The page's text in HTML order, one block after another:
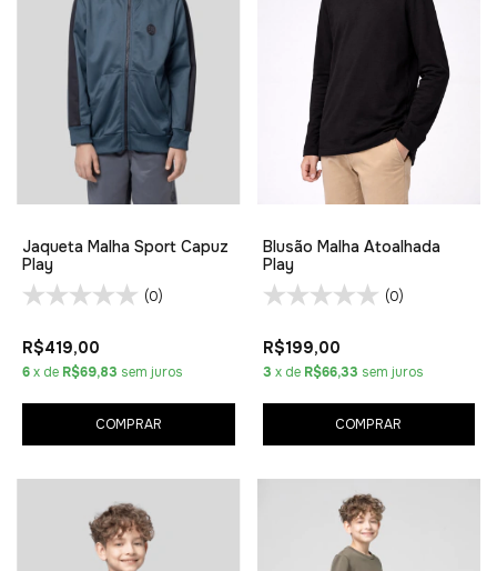
Jaqueta Malha Sport Capuz
Play
(0)
R$419,00
6x de R$69,83 sem juros
COMPRAR
Blusão Malha Atoalhada
Play
(0)
R$199,00
3 x de R$66,33 sem juros
COMPRAR